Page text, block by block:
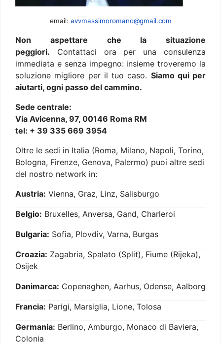
email: avvmassimoromano@gmail.com
Non aspettare che la situazione
peggiori. Contattaci ora per una consulenza
immediata e senza impegno: insieme troveremo la
soluzione migliore per il tuo caso. Siamo qui per
aiutarti, ogni passo del cammino.
Sede centrale:
Via Avicenna, 97, 00146 Roma RM
tel: + 39 335 669 3954
Oltre le sedi in Italia (Roma, Milano, Napoli, Torino,
Bologna, Firenze, Genova, Palermo) puoi altre sedi
del nostro network in:
Austria: Vienna, Graz, Linz, Salisburgo
Belgio: Bruxelles, Anversa, Gand, Charleroi
Bulgaria: Sofia, Plovdiv, Varna, Burgas
Croazia: Zagabria, Spalato (Split), Fiume (Rijeka),
Osijek
Danimarca: Copenaghen, Aarhus, Odense, Aalborg
Francia: Parigi, Marsiglia, Lione, Tolosa
Germania: Berlino, Amburgo, Monaco di Baviera,
Colonia